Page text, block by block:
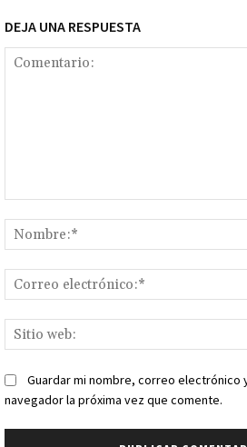
DEJA UNA RESPUESTA
Guardar mi nombre, correo electrónico
navegador la próxima vez que comente.